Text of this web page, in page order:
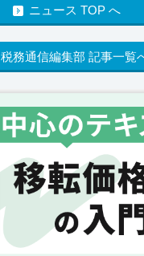
ニュース TOP へ
税務通信編集部 記事一覧